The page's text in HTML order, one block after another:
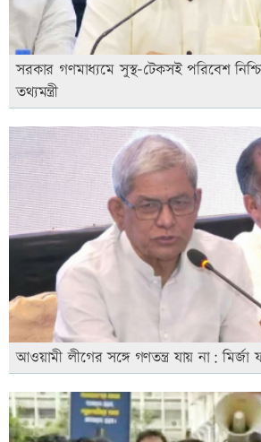
সরকার গণমাধ্যমে সুস্থ-টেকসই পরিবেশ
তথ্যমন্ত্রী
আওয়ামী লীগের সঙ্গে গণতন্ত্র যায় না: